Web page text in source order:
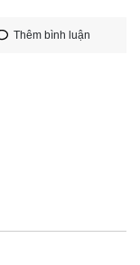
Thêm bình luận